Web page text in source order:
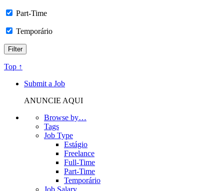
Part-Time
Temporário
Top ↑
Submit a Job
ANUNCIE AQUI
Browse by…
Tags
Job Type
Estágio
Freelance
Full-Time
Part-Time
Temporário
Job Salary